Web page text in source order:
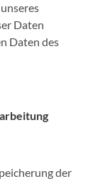
Daten
Daten des
der